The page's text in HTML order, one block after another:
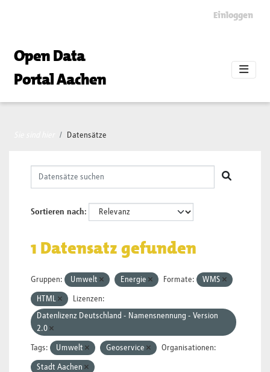
Einloggen
Open Data
Portal Aachen
Datensätze
Sortieren nach
1 Datensatz gefunden
Gruppen: Umwelt Energie Formate: WMS
HTML
Lizenzen:
Datenlizenz Deutschland - Namensnennung - Version
2.0
Tags: Umwelt Geoservice Organisationen:
Stadt Aachen